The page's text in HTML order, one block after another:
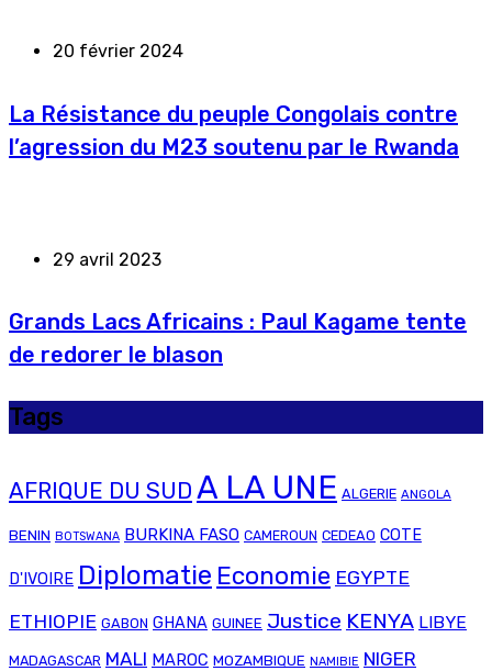
20 février 2024
La Résistance du peuple Congolais contre
l’agression du M23 soutenu par le Rwanda
29 avril 2023
Grands Lacs Africains : Paul Kagame tente
de redorer le blason
Tags
AFRIQUE DU SUD A LA UNE ALGERIE ANGOLA
BENIN BOTSWANA BURKINA FASO CAMEROUN CEDEAO COTE
D'IVOIRE Diplomatie Economie EGYPTE
ETHIOPIE GABON GHANA GUINEE Justice KENYA LIBYE
MADAGASCAR MALI MAROC MOZAMBIQUE NAMIBIE NIGER